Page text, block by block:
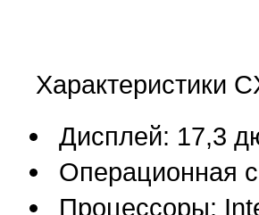
Характеристики
Дисплей: 17,3
Операционная
Процессоры: